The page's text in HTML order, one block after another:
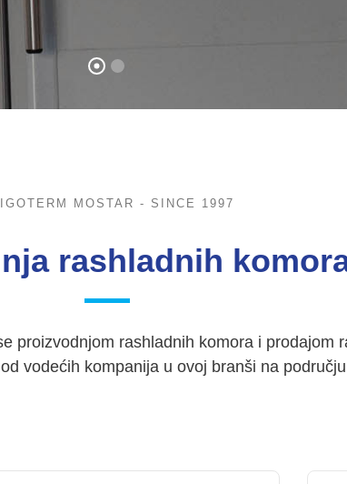
MOSTAR - SINCE 1997
rashladnih
proizvodnjom rashladnih komora i prodajom
vodećih kompanija u ovoj branši na